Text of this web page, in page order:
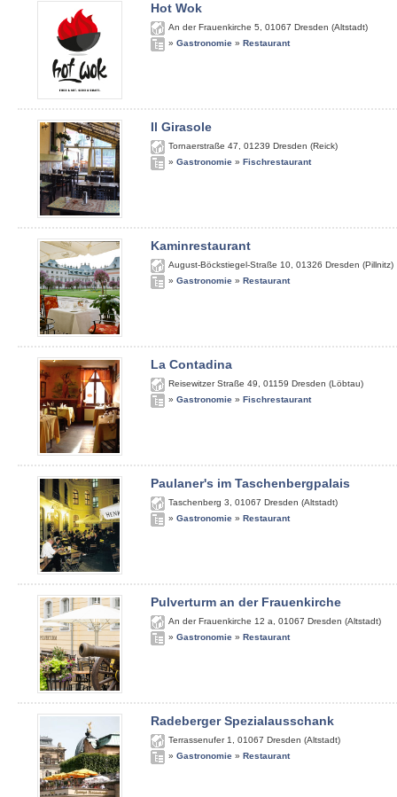
Hot Wok
An der Frauenkirche 5 01067 Dresden (Altstadt)
» Gastronomie » Restaurant
Il Girasole
Tornaerstraße 47 01239 Dresden (Reick)
» Gastronomie » Fischrestaurant
Kaminrestaurant
August-Böckstiegel-Straße 10 01326 Dresden (Pillnitz)
» Gastronomie » Restaurant
La Contadina
Reisewitzer Straße 49 01159 Dresden (Löbtau)
» Gastronomie » Fischrestaurant
Paulaner's im Taschenbergpalais
Taschenberg 3 01067 Dresden (Altstadt)
» Gastronomie » Restaurant
Pulverturm an der Frauenkirche
An der Frauenkirche 12 a 01067 Dresden (Altstadt)
» Gastronomie » Restaurant
Radeberger Spezialausschank
Terrassenufer 1 01067 Dresden (Altstadt)
» Gastronomie » Restaurant